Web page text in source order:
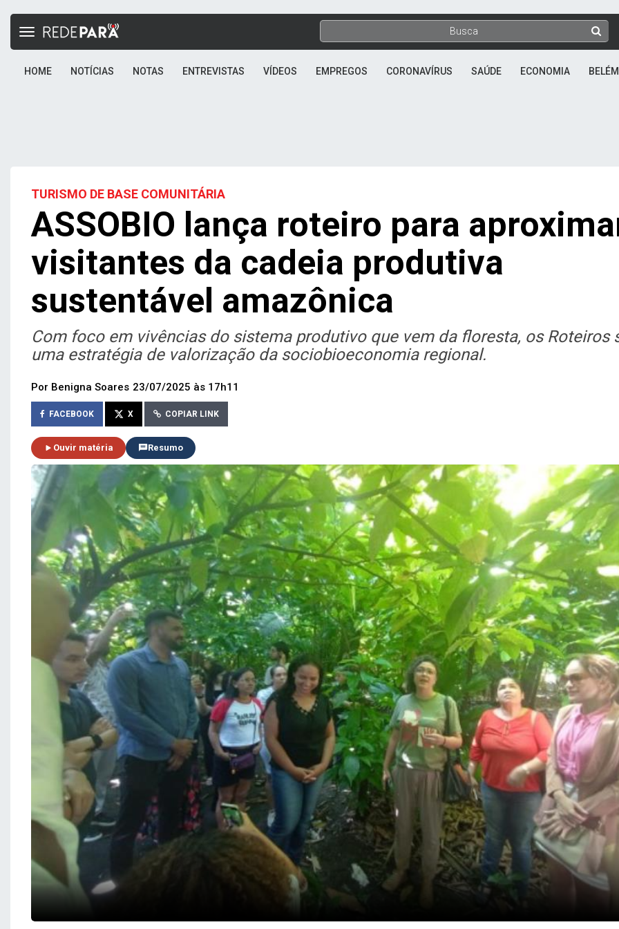
Toggle
HOME NOTÍCIAS NOTAS ENTREVISTAS VÍDEOS EMPREGOS CORONAVÍRUS SAÚDE ECONOMIA BELÉM
TURISMO DE BASE COMUNITÁRIA
ASSOBIO lança roteiro para
visitantes da cadeia produtiva
sustentável amazônica
Com foco em vivências do sistema produtivo que vem da floresta, os Roteiros
uma estratégia de valorização da sociobioeconomia regional.
Por Benigna Soares 23/07/2025 às 17h11
FACEBOOK X COPIAR LINK
Ouvir matéria Resumo